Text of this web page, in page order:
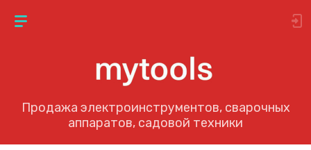
Продажа электроинструментов, сварочных
аппаратов, садовой техники